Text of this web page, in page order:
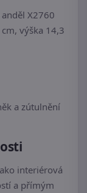
X2760
výška 14,3
a zútulnění
interiérová
a přímým